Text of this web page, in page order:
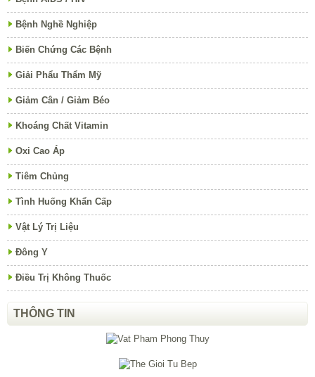
Bệnh Nghề Nghiệp
Biến Chứng Các Bệnh
Giải Phẩu Thẩm Mỹ
Giảm Cân / Giảm Béo
Khoáng Chất Vitamin
Oxi Cao Áp
Tiêm Chủng
Tình Huống Khẩn Cấp
Vật Lý Trị Liệu
Đông Y
Điều Trị Không Thuốc
THÔNG TIN